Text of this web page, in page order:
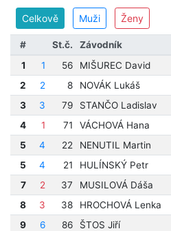
Celkově Muži Ženy
# St.č. Závodník
1
1 56 MIŠUREC David
2
2 8 NOVÁK Lukáš
3
3 79 STANČO Ladislav
4
1 71 VÁCHOVÁ Hana
5
4 22 NENUTIL Martin
5
4 21 HULÍNSKÝ Petr
7
2 37 MUSILOVÁ Dáša
8
3 38 HROCHOVÁ Lenka
9
6 86 ŠTOS Jiří